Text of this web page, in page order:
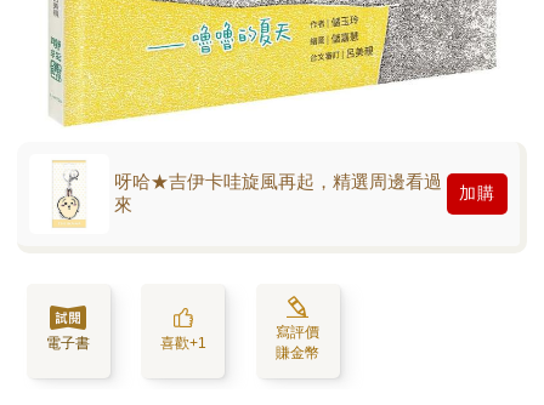
呀哈★吉伊卡哇旋風再起，精選周邊看過
來
加購
電子書 喜歡+1
寫評價
賺金幣